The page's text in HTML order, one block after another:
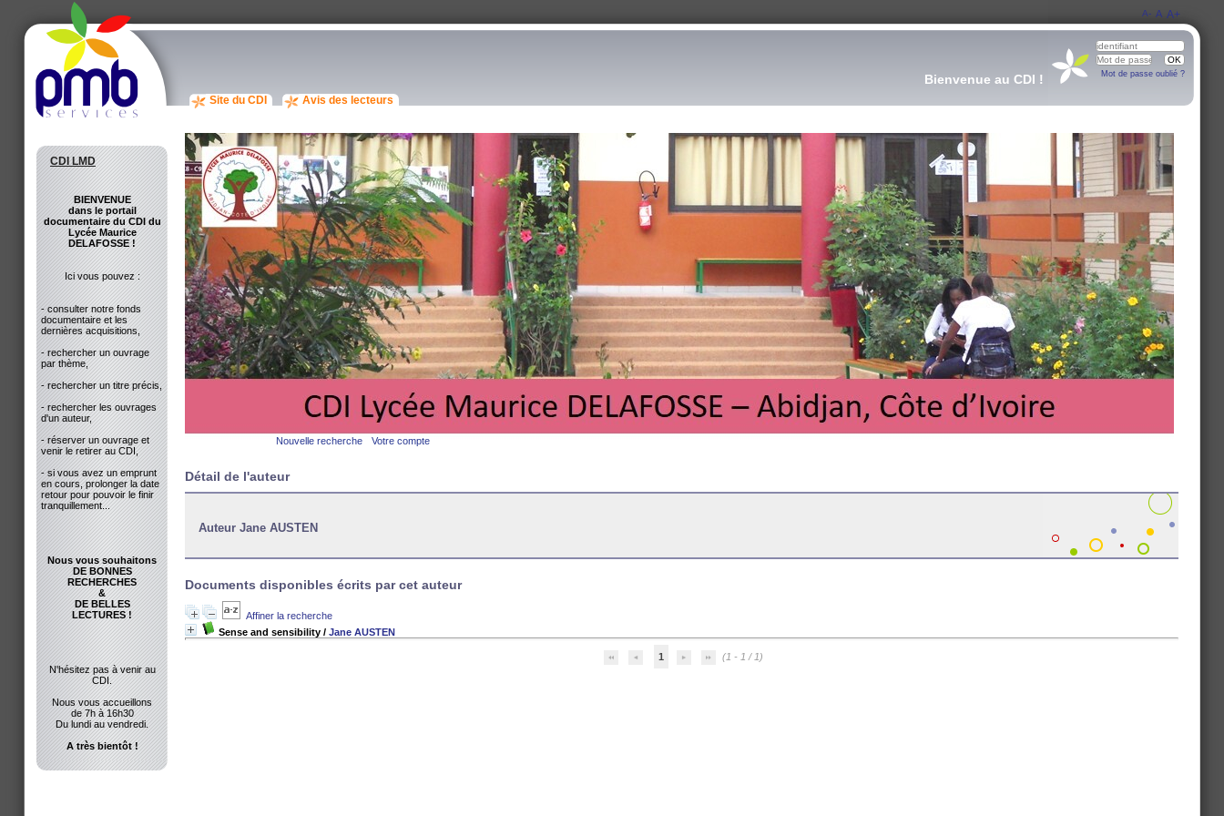
Site du CDI Avis des lecteurs
Bienvenue au CDI !
Nouvelle recherche Votre compte
Détail de l'auteur
Auteur Jane AUSTEN
Documents disponibles écrits par cet auteur
Affiner la recherche
Sense and sensibility / Jane AUSTEN
1 (1 - 1 / 1)
CDI LMD
BIENVENUE
dans le portail
documentaire du CDI du
Lycée Maurice
DELAFOSSE !
Ici vous pouvez :
- consulter notre fonds
documentaire et les
dernières acquisitions,
- rechercher un ouvrage
par thème,
- rechercher un titre précis,
- rechercher les ouvrages
d'un auteur,
- réserver un ouvrage et
venir le retirer au CDI,
- si vous avez un emprunt
en cours, prolonger la date
retour pour pouvoir le finir
tranquillement...
Nous vous souhaitons
DE BONNES
RECHERCHES
&
DE BELLES
LECTURES !
N'hésitez pas à venir au
CDI.
Nous vous accueillons
de 7h à 16h30
Du lundi au vendredi.
A très bientôt !
A- A A+
Mot de passe oublié ?